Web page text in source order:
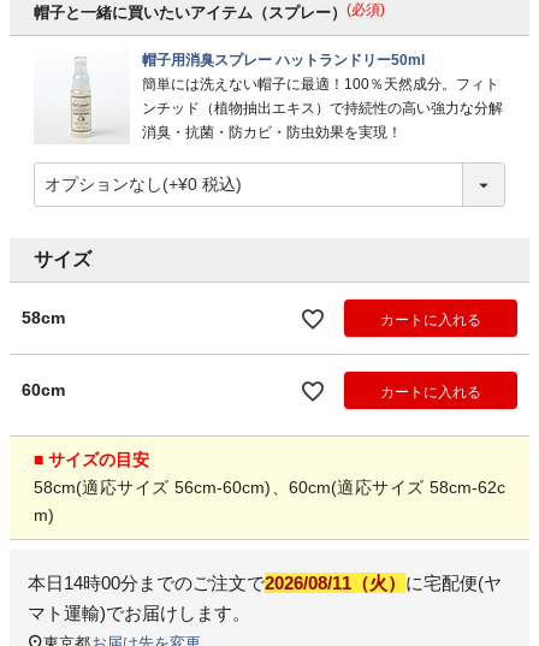
帽子と一緒に買いたいアイテム（スプレー） (必須)
帽子用消臭スプレー ハットランドリー50ml
簡単には洗えない帽子に最適！100％天然成分。フィト
ンチッド（植物抽出エキス）で持続性の高い強力な分解
消臭・抗菌・防カビ・防虫効果を実現！
サイズ
58cm カートに入れる
60cm カートに入れる
■ サイズの目安
58cm(適応サイズ 56cm-60cm)、60cm(適応サイズ 58cm-62c
m)
本日14時00分 までのご注文で2026/08/11（火） に宅配便(ヤ
マト運輸)でお届けします。